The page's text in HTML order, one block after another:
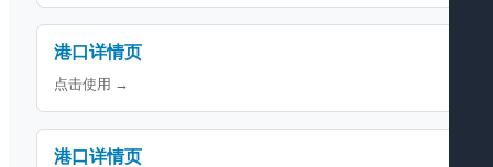
港口详情页
点击使用 →
港口详情页